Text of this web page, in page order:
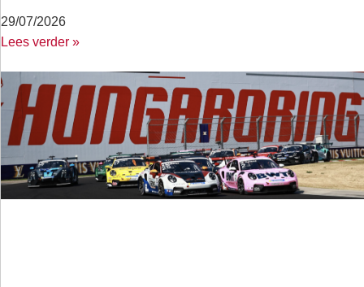
29/07/2026
Lees verder »